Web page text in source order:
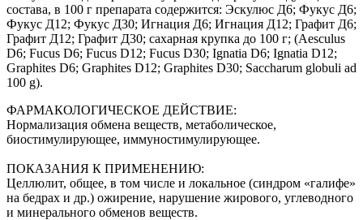
состава, в 100 г препарата содержится: Эскулюс Д6; Фукус Д6;
Фукус Д12; Фукус Д30; Игнация Д6; Игнация Д12; Графит Д6;
Графит Д12; Графит Д30; сахарная крупка до 100 г; (Aesculus
D6; Fucus D6; Fucus D12; Fucus D30; Ignatia D6; Ignatia D12;
Graphites D6; Graphites D12; Graphites D30; Saccharum globuli ad
100 g).
ФАРМАКОЛОГИЧЕСКОЕ ДЕЙСТВИЕ:
Нормализация обмена веществ, метаболическое,
биостимулирующее, иммуностимулирующее.
ПОКАЗАНИЯ К ПРИМЕНЕНИЮ:
Целлюлит, общее, в том числе и локальное (синдром «галифе»
на бедрах и др.) ожирение, нарушение жирового, углеводного
и минерального обменов веществ.